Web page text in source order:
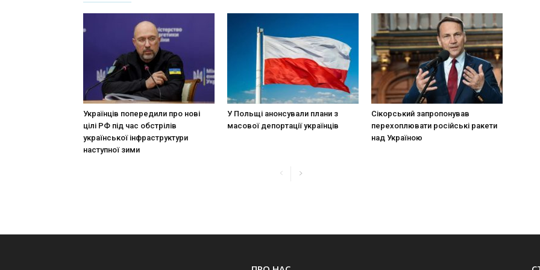
Українців попередили про нові
цілі РФ під час обстрілів
української інфраструктури
наступної зими
У Польщі анонсували плани з
масової депортації українців
Сікорський запропонував
перехоплювати російські ракети
над Україною